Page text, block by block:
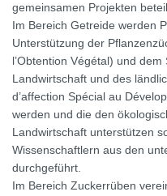
gemeinsamen Projekten
Im Bereich Getreide werden
Unterstützung der
l’Obtention Végétal) und
Landwirtschaft und des
d’affection Spécial au
werden und die den
Landwirtschaft unterstützen
Wissenschaftlern aus den
durchgeführt.
Im Bereich Zuckerrüben